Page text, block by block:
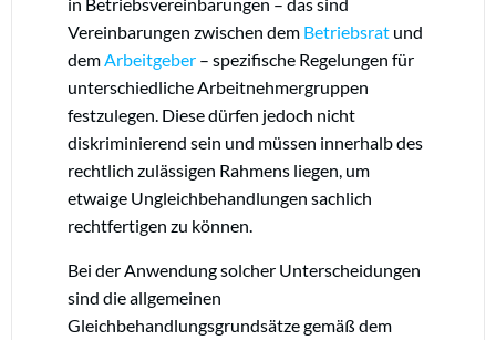
Vereinbarungen zwischen dem Betriebsrat und
demArbeitgeber – spezifische Regelungen für
unterschiedliche Arbeitnehmergruppen
festzulegen. Diese dürfen jedoch nicht
diskriminierend sein und müssen innerhalb des
rechtlich zulässigen Rahmens liegen, um
etwaige Ungleichbehandlungen sachlich
rechtfertigen zu können.
Bei der Anwendung solcher Unterscheidungen
sind die allgemeinen
Gleichbehandlungsgrundsätze gemäß dem